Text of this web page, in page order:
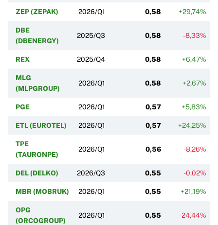
ZEP (ZEPAK) 2026/Q1 0,58 +29,74%
DBE
(DBENERGY)
2025/Q3 0,58 -8,33%
REX 2025/Q4 0,58 +6,47%
MLG
(MLPGROUP)
2026/Q1 0,58 +2,67%
PGE 2026/Q1 0,57 +5,83%
ETL (EUROTEL) 2026/Q1 0,57 +24,25%
TPE
(TAURONPE)
2026/Q1 0,56 -8,26%
DEL (DELKO) 2026/Q3 0,55 -0,02%
MBR (MOBRUK) 2026/Q1 0,55 +21,19%
OPG
(ORCOGROUP)
2026/Q1 0,55 -24,44%